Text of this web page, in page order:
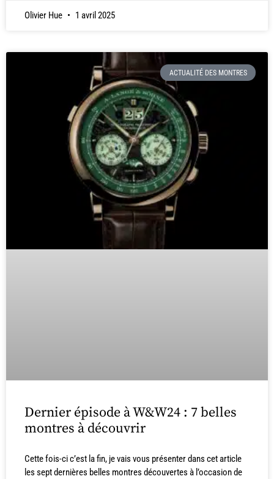
Olivier Hue 1 avril 2025
ACTUALITÉ DES MONTRES
Dernier épisode à W&W24 : 7 belles
montres à découvrir
Cette fois-ci c’est la fin, je vais vous présenter dans cet article
les sept dernières belles montres découvertes à l’occasion de